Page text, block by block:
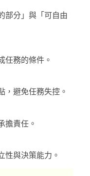
部分」與「可自由
任務的條件。
，避免任務失控。
擔責任。
性與決策能力。